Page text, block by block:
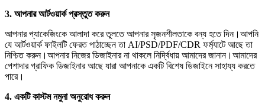
3. আপনার আর্টওয়ার্ক প্রস্তুত করুন
আপনার প্যাকেজিংকে আলাদা করে তুলতে আপনার সৃজনশীলতাকে বন্য হতে দিন।আপনি
যে আর্টওয়ার্ক ফাইলটি ফেরত পাঠাচ্ছেন তা AI/PSD/PDF/CDR ফর্ম্যাটে আছে তা
নিশ্চিত করুন।আপনার নিজের ডিজাইনার না থাকলে নির্দ্বিধায় আমাদের জানান।আমাদের
পেশাদার গ্রাফিক ডিজাইনার আছে যারা আপনাকে একটি বিশেষ ডিজাইনে সাহায্য করতে
পারে।
4. একটি কাস্টম নমুনা অনুরোধ করুন